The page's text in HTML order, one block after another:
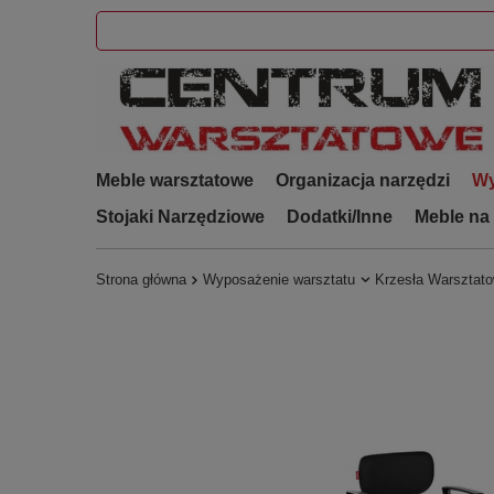
Meble warsztatowe Organizacja narzędzi
Stojaki Narzędziowe
Dodatki/Inne Meble
Strona główna Wyposażenie warsztatu Krzesła